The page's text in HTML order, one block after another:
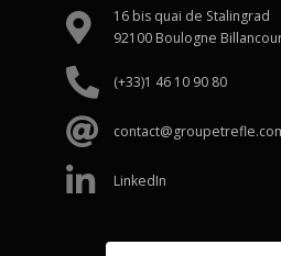
16 bis quai de Stalingrad
92100 Boulogne
(+33)1 46 10 90 80
LinkedIn